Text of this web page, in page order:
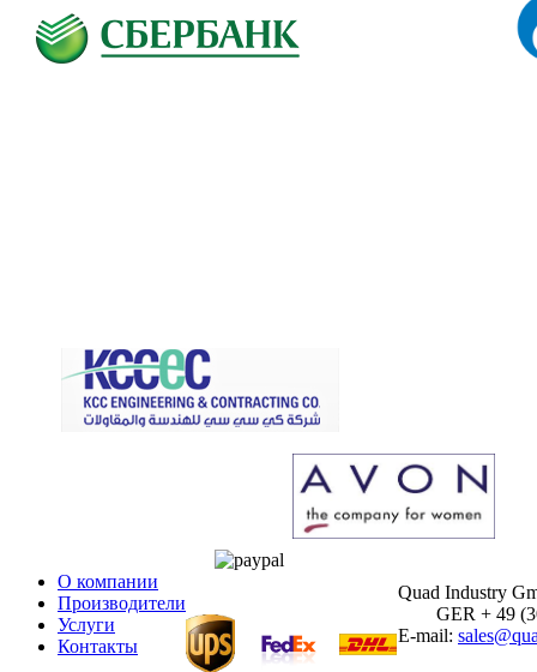
О компании
Производители
Услуги
Контакты
Quad Industry
GER + 49
E-mail: